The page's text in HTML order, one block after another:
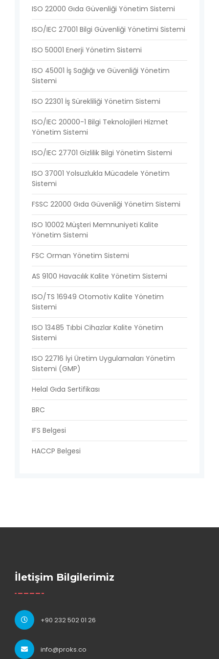
ISO 22000 Gıda Güvenliği Yönetim Sistemi
ISO/IEC 27001 Bilgi Güvenliği Yönetimi Sistemi
ISO 50001 Enerji Yönetim Sistemi
ISO 45001 İş Sağlığı ve Güvenliği Yönetim
Sistemi
ISO 22301 İş Sürekliliği Yönetim Sistemi
ISO/IEC 20000-1 Bilgi Teknolojileri Hizmet
Yönetim Sistemi
ISO/IEC 27701 Gizlilik Bilgi Yönetim Sistemi
ISO 37001 Yolsuzlukla Mücadele Yönetim
Sistemi
FSSC 22000 Gıda Güvenliği Yönetim Sistemi
ISO 10002 Müşteri Memnuniyeti Kalite
Yönetim Sistemi
FSC Orman Yönetim Sistemi
AS 9100 Havacılık Kalite Yönetim Sistemi
ISO/TS 16949 Otomotiv Kalite Yönetim
Sistemi
ISO 13485 Tıbbi Cihazlar Kalite Yönetim
Sistemi
ISO 22716 İyi Üretim Uygulamaları Yönetim
Sistemi (GMP)
Helal Gıda Sertifikası
BRC
IFS Belgesi
HACCP Belgesi
İletişim Bilgilerimiz
+90 232 502 01 26
info@proks.co